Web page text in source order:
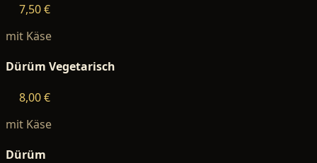
7,50 €
mit Käse
Dürüm Vegetarisch
8,00 €
mit Käse
Dürüm